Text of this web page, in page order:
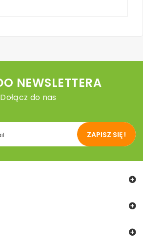
NEWSLETTERA
do nas
ZAPISZ SIĘ !